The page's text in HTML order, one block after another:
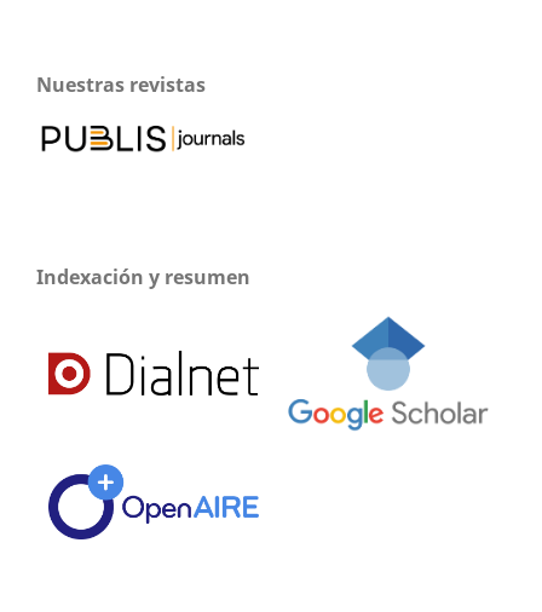
Nuestras revistas
Indexación y resumen